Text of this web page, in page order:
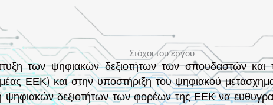
Στόχοι του έργου
των ψηφιακών δεξιοτήτων των σπουδαστών και
ΕΕΚ) και στην υποστήριξη του ψηφιακού
δεξιοτήτων των φορέων της ΕΕΚ να